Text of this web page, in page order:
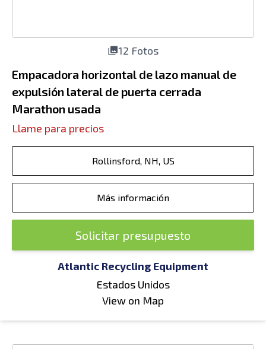
12 Fotos
Empacadora horizontal de lazo manual de
expulsión lateral de puerta cerrada
Marathon usada
Llame para precios
Rollinsford, NH, US
Más información
Solicitar presupuesto
Atlantic Recycling Equipment
Estados Unidos
View on Map